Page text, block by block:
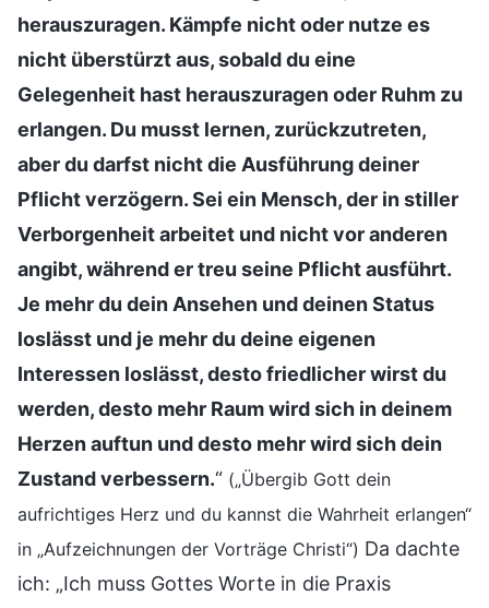
herauszuragen. Kämpfe nicht oder nutze es
nicht überstürzt aus, sobald du eine
Gelegenheit hast herauszuragen oder Ruhm zu
erlangen. Du musst lernen, zurückzutreten,
aber du darfst nicht die Ausführung deiner
Pflicht verzögern. Sei ein Mensch, der in stiller
Verborgenheit arbeitet und nicht vor anderen
angibt, während er treu seine Pflicht ausführt.
Je mehr du dein Ansehen und deinen Status
loslässt und je mehr du deine eigenen
Interessen loslässt, desto friedlicher wirst du
werden, desto mehr Raum wird sich in deinem
Herzen auftun und desto mehr wird sich dein
Zustand verbessern.“ („Übergib Gott dein
aufrichtiges Herz und du kannst die Wahrheit erlangen“
in „Aufzeichnungen der Vorträge Christi“) Da dachte
ich: „Ich muss Gottes Worte in die Praxis